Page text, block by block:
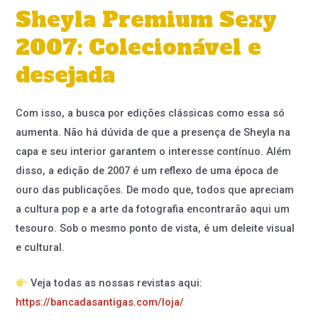
Sheyla Premium Sexy
2007: Colecionável e
desejada
Com isso, a busca por edições clássicas como essa só
aumenta. Não há dúvida de que a presença de Sheyla na
capa e seu interior garantem o interesse contínuo. Além
disso, a edição de 2007 é um reflexo de uma época de
ouro das publicações. De modo que, todos que apreciam
a cultura pop e a arte da fotografia encontrarão aqui um
tesouro. Sob o mesmo ponto de vista, é um deleite visual
e cultural.
Veja todas as nossas revistas aqui:
https://bancadasantigas.com/loja/